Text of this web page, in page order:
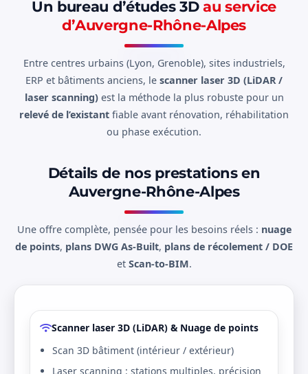
Un bureau d’études 3Dau service
d’Auvergne-Rhône-Alpes
Entre centres urbains (Lyon, Grenoble), sites industriels,
ERP et bâtiments anciens, le scanner laser 3D (LiDAR /
laser scanning)est la méthode la plus robuste pour un
relevé de l’existant fiable avant rénovation, réhabilitation
ou phase exécution.
Détails de nos prestations en
Auvergne-Rhône-Alpes
Une offre complète, pensée pour les besoins réels : nuage
de points, plans DWG As-Built, plans de récolement / DOE
et Scan-to-BIM.
Scanner laser 3D (LiDAR) & Nuage de points
Scan 3D bâtiment (intérieur / extérieur)
Laser scanning : stations multiples, précision